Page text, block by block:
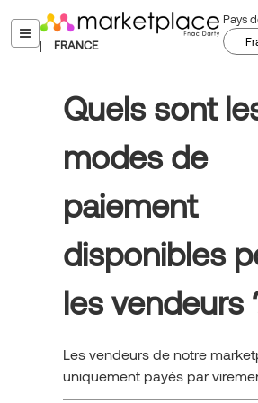
au
contenu
menu
| FRANCE
Pays
Quels sont
modes de
paiement
disponibles
les vendeurs
Les vendeurs de notre
uniquement payés par